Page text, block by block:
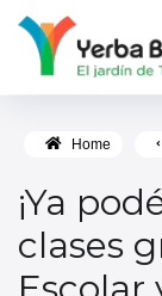
Home
¡Ya
clases